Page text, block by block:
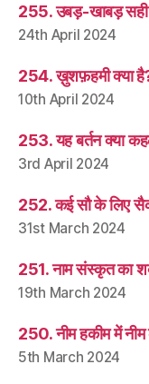
255. उबड़-खाबड़
24th April 2024
254. ख़ुशफ़हमी क्या
10th April 2024
253. यह बर्तन क्या
3rd April 2024
252. कई सौ के लिए
31st March 2024
251. नाम संस्कृत का
19th March 2024
250. नीम हकीम में नीम
5th March 2024